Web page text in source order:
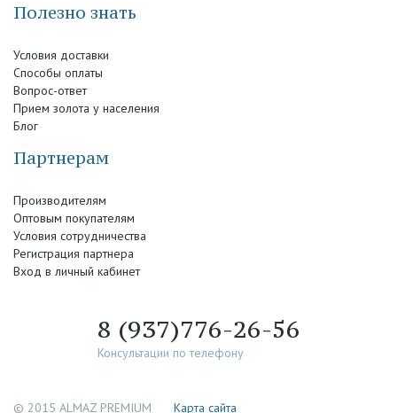
Полезно знать
Условия доставки
Способы оплаты
Вопрос-ответ
Прием золота у населения
Блог
Партнерам
Производителям
Оптовым покупателям
Условия сотрудничества
Регистрация партнера
Вход в личный кабинет
8 (937)776-26-56
Консультации по телефону
© 2015 ALMAZ PREMIUM Каpта сайта